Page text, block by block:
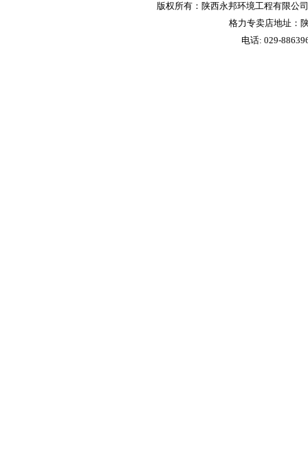
版权所有：陕西永邦环境工程有限公
格力专卖店地址：
电话: 029-